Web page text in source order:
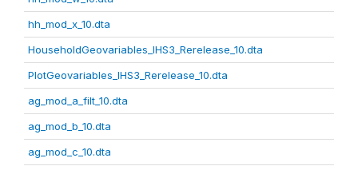
hh_mod_x_10.dta
HouseholdGeovariables_IHS3_Rerelease_10.dta
PlotGeovariables_IHS3_Rerelease_10.dta
ag_mod_a_filt_10.dta
ag_mod_b_10.dta
ag_mod_c_10.dta